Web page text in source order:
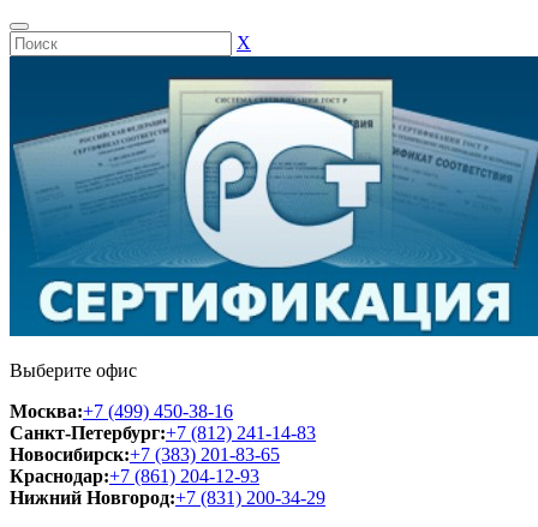
Х
Выберите офис
Москва:+7 (499) 450-38-16
Санкт-Петербург:+7 (812) 241-14-83
Новосибирск:+7 (383) 201-83-65
Краснодар:+7 (861) 204-12-93
Нижний Новгород:+7 (831) 200-34-29